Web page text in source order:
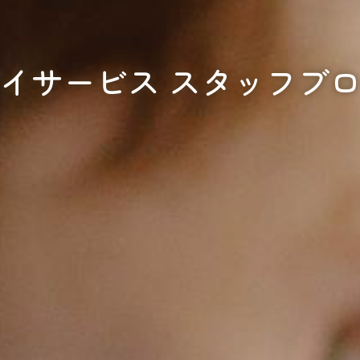
サービス スタッフブ